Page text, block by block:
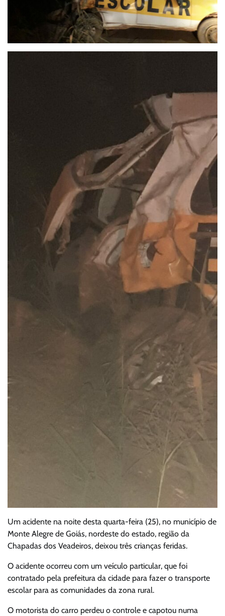
Um acidente na noite desta quarta-feira (25), no município de
Monte Alegre de Goiás, nordeste do estado, região da
Chapadas dos Veadeiros, deixou três crianças feridas.
O acidente ocorreu com um veículo particular, que foi
contratado pela prefeitura da cidade para fazer o transporte
escolar para as comunidades da zona rural.
O motorista do carro perdeu o controle e capotou numa